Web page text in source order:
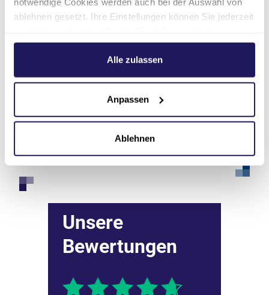
ablehnen gesetzt. Ihre Einstellungen können Sie jederzeit
Weitere Informationen hierzu finden Sie in unserer
.
Alle zulassen
Anpassen
Ablehnen
Gerhardt Raum | Eingang 9 -
Alle Veranstaltungen
Unsere
Bewertungen